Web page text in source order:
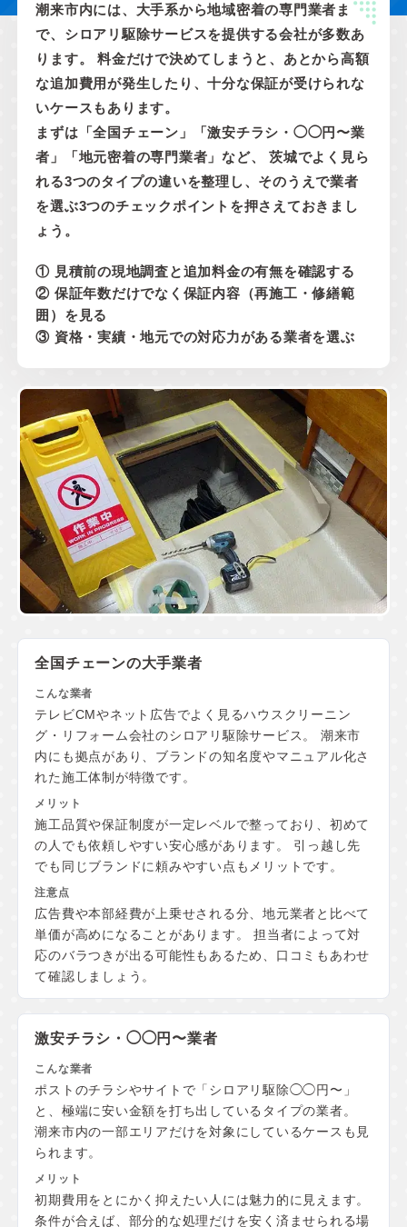
潮来市内には、大手系から地域密着の専門業者ま
で、シロアリ駆除サービスを提供する会社が多数あ
ります。 料金だけで決めてしまうと、あとから高額
な追加費用が発生したり、十分な保証が受けられな
いケースもあります。
まずは「全国チェーン」「激安チラシ・◯◯円〜業
者」「地元密着の専門業者」など、 茨城でよく見ら
れる3つのタイプの違いを整理し、そのうえで業者
を選ぶ3つのチェックポイントを押さえておきまし
ょう。
① 見積前の現地調査と追加料金の有無を確認する
② 保証年数だけでなく保証内容（再施工・修繕範
囲）を見る
③ 資格・実績・地元での対応力がある業者を選ぶ
全国チェーンの大手業者
テレビCMやネット広告でよく見るハウスクリーニン
グ・リフォーム会社のシロアリ駆除サービス。 潮来市
内にも拠点があり、ブランドの知名度やマニュアル化さ
れた施工体制が特徴です。
施工品質や保証制度が一定レベルで整っており、初めて
の人でも依頼しやすい安心感があります。 引っ越し先
でも同じブランドに頼みやすい点もメリットです。
広告費や本部経費が上乗せされる分、地元業者と比べて
単価が高めになることがあります。 担当者によって対
応のバラつきが出る可能性もあるため、口コミもあわせ
て確認しましょう。
激安チラシ・◯◯円〜業者
ポストのチラシやサイトで「シロアリ駆除◯◯円〜」
と、極端に安い金額を打ち出しているタイプの業者。
潮来市内の一部エリアだけを対象にしているケースも見
られます。
初期費用をとにかく抑えたい人には魅力的に見えます。
条件が合えば、部分的な処理だけを安く済ませられる場